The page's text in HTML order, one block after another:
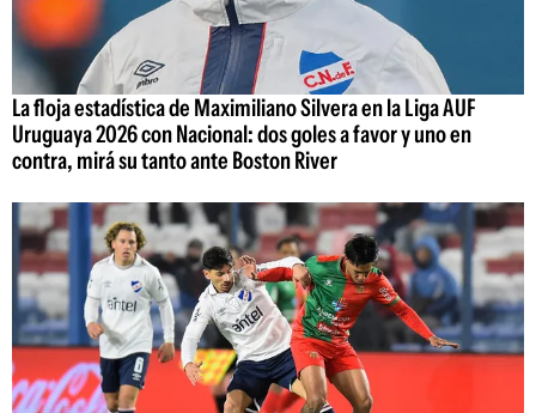
La floja estadística de Maximiliano Silvera en la Liga AUF
Uruguaya 2026 con Nacional: dos goles a favor y uno en
contra, mirá su tanto ante Boston River